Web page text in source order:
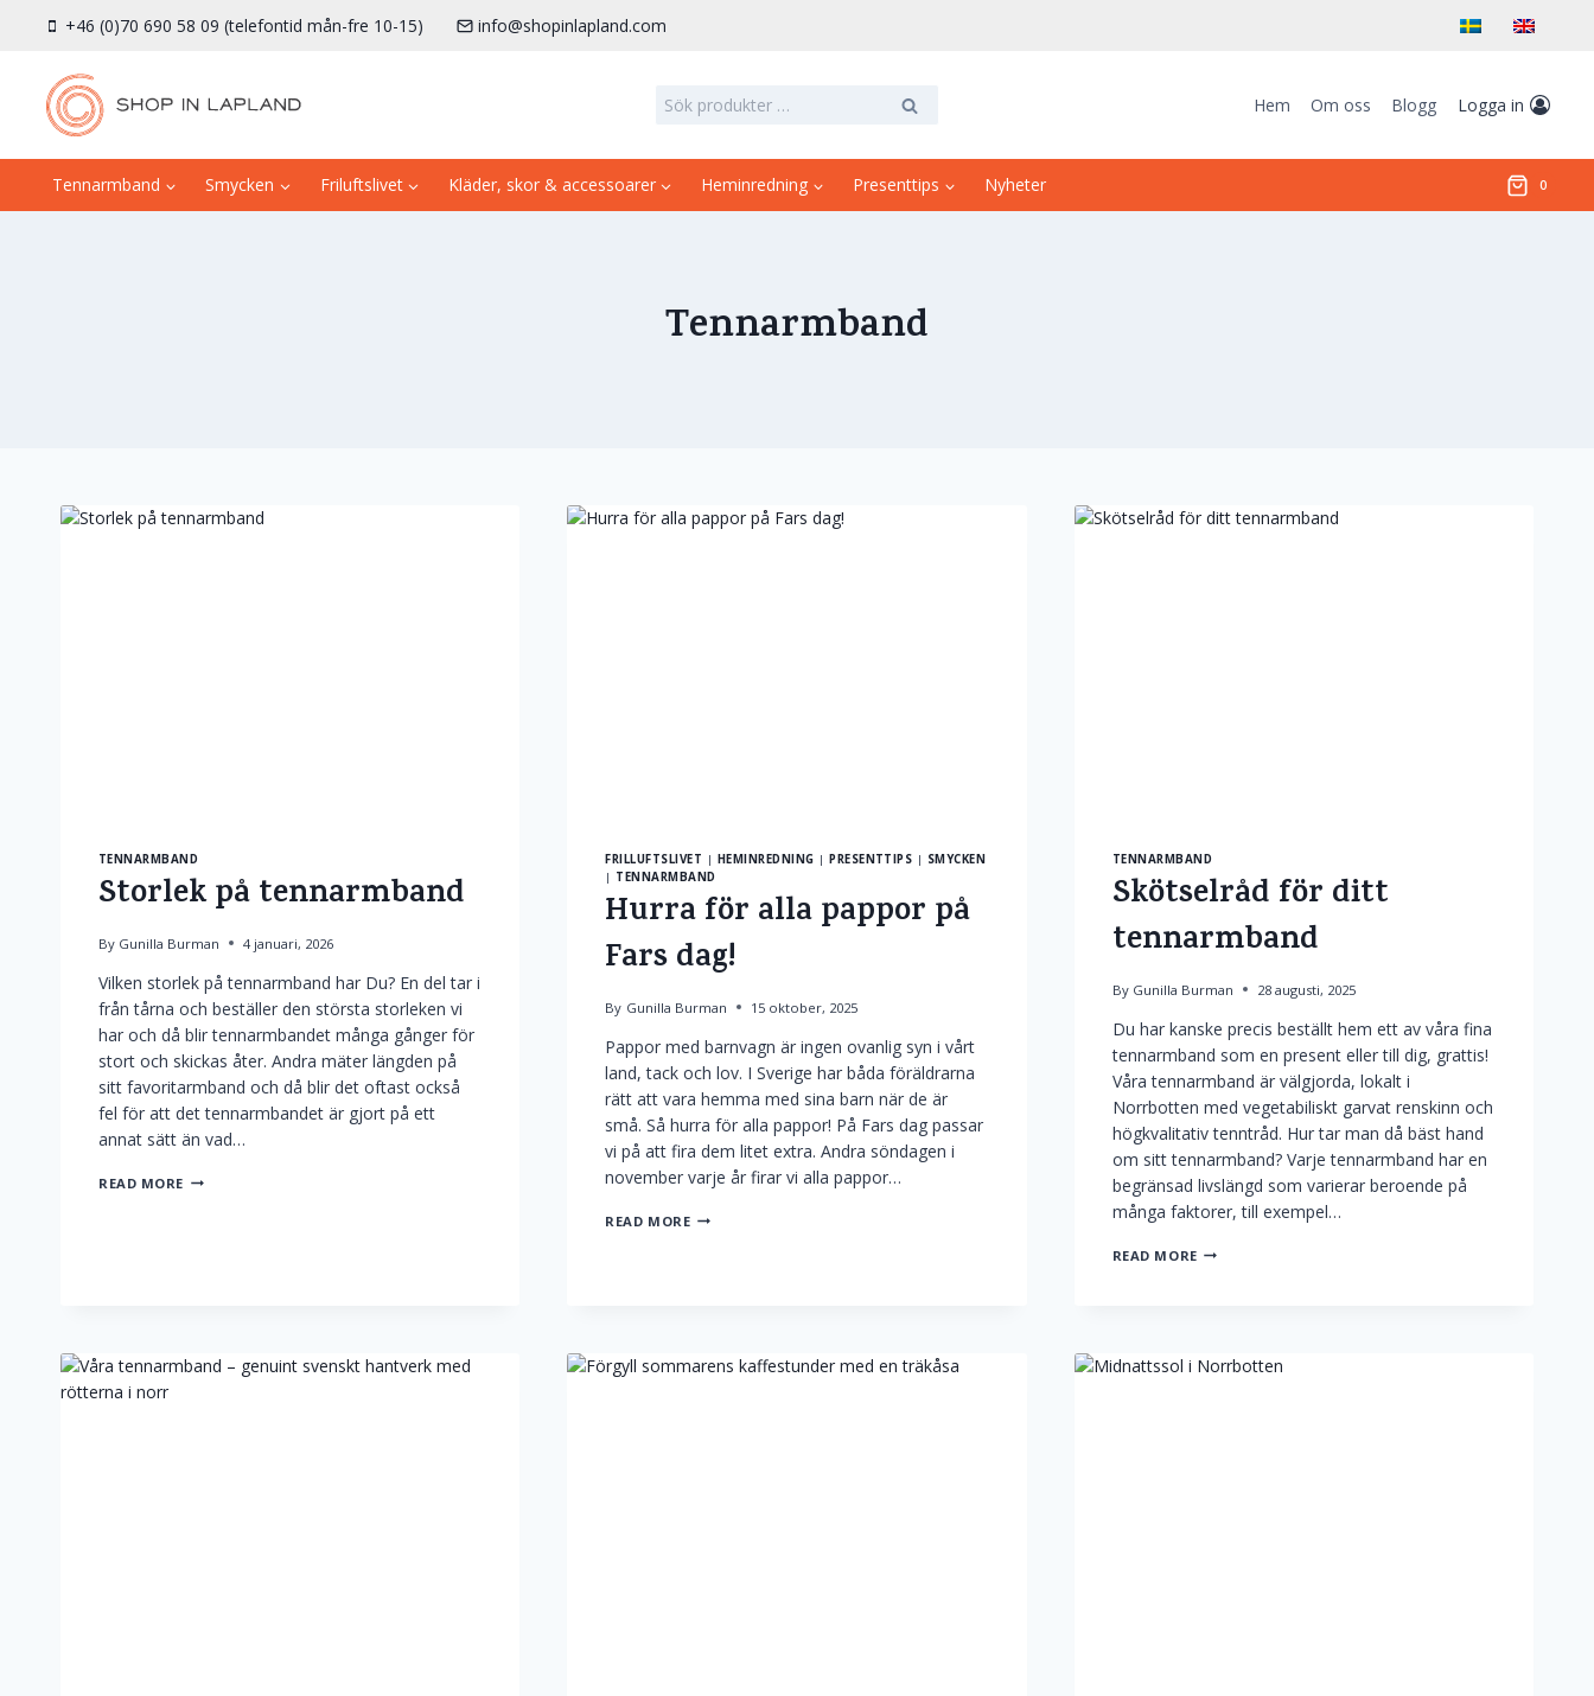
+46 (0)70 690 58 09 (telefontid mån-fre 10-15) info@shopinlapland.com
Sök
Sök Hem Om oss Blogg Logga in
Tennarmband Smycken Friluftslivet Kläder, skor & accessoarer Heminredning Presenttips Nyheter 0
Tennarmband
TENNARMBAND
Storlek på tennarmband
By Gunilla Burman 4 januari, 2026
Vilken storlek på tennarmband har Du? En del tar i
från tårna och beställer den största storleken vi
har och då blir tennarmbandet många gånger för
stort och skickas åter. Andra mäter längden på
sitt favoritarmband och då blir det oftast också
fel för att det tennarmbandet är gjort på ett
annat sätt än vad…
READ MORE STORLEK
FRILLUFTSLIVET | HEMINREDNING |PRESENTTIPS | SMYCKEN
| TENNARMBAND
Hurra för alla pappor på
Fars dag!
By Gunilla Burman 15 oktober, 2025
Pappor med barnvagn är ingen ovanlig syn i vårt
land, tack och lov. I Sverige har båda föräldrarna
rätt att vara hemma med sina barn när de är
små. Så hurra för alla pappor! På Fars dag passar
vi på att fira dem litet extra. Andra söndagen i
november varje år firar vi alla pappor…
READ MOREHURRA
TENNARMBAND
Skötselråd för ditt
tennarmband
By Gunilla Burman 28 augusti, 2025
Du har kanske precis beställt hem ett av våra fina
tennarmband som en present eller till dig, grattis!
Våra tennarmband är välgjorda, lokalt i
Norrbotten med vegetabiliskt garvat renskinn och
högkvalitativ tenntråd. Hur tar man då bäst hand
om sitt tennarmband? Varje tennarmband har en
begränsad livslängd som varierar beroende på
många faktorer, till exempel…
READ MORESKÖTSELRÅD